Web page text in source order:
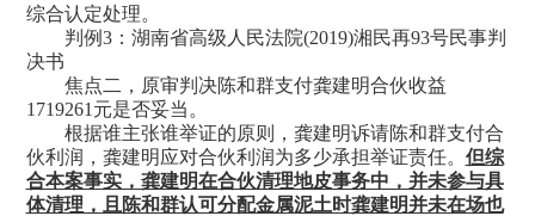
综合认定处理。
判例3：湖南省高级人民法院(2019)湘民再93号民事判
决书
焦点二，原审判决陈和群支付龚建明合伙收益
1719261元是否妥当。
根据谁主张谁举证的原则，龚建明诉请陈和群支付合
伙利润，龚建明应对合伙利润为多少承担举证责任。 但综
合本案事实，龚建明在合伙清理地皮事务中，并未参与具
体清理，且陈和群认可分配金属泥土时龚建明并未在场也